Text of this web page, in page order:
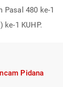
Pasal 480 ke-1
ke-1 KUHP.
Pidana